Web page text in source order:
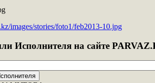
images/stories/foto1/feb2013-10.jpg
Исполнителя на сайте